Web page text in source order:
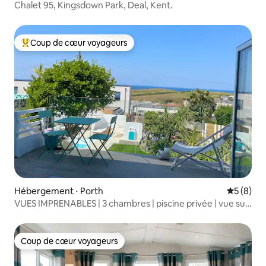
Chalet 95, Kingsdown Park, Deal, Kent.
Coups de cœur voyageurs les plus appréciés
Coup de cœur voyageurs
Hébergement ⋅ Porth
5 (8)
VUES IMPRENABLES | 3 chambres | piscine privée | vue sur
Coup de cœur voyageurs
Coup de cœur voyageurs